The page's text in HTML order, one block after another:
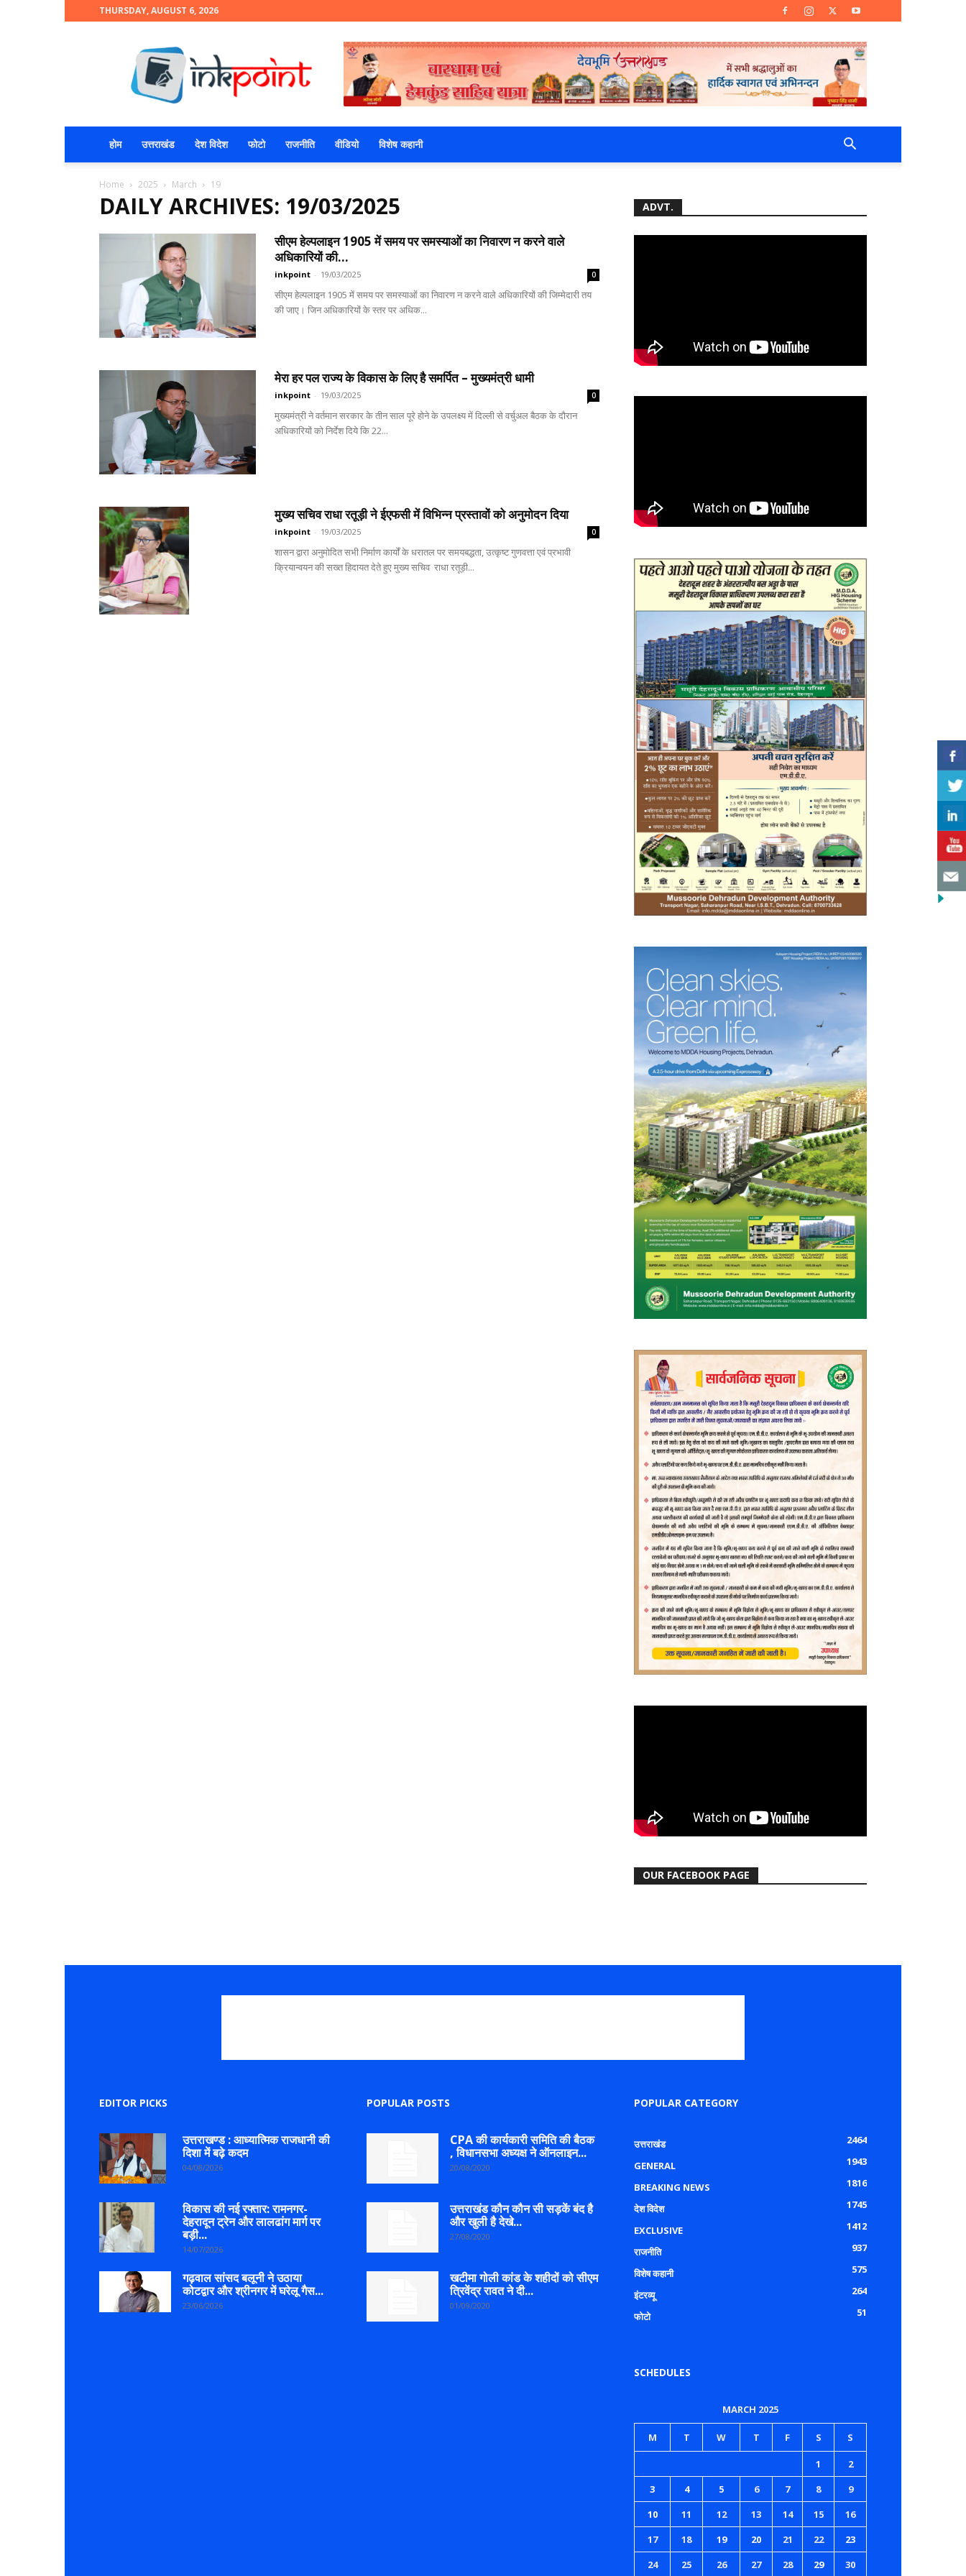
THURSDAY, AUGUST 6, 2026
होम उत्तराखंड देश विदेश फोटो राजनीति वीडियो विशेष कहानी
Home 2025 March 19
DAILY ARCHIVES: 19/03/2025
सीएम हेल्पलाइन 1905 में समय पर समस्याओं का निवारण न करने वाले
अधिकारियों की...
inkpoint - 19/03/2025 0
सीएम हेल्पलाइन 1905 में समय पर समस्याओं का निवारण न करने वाले अधिकारियों की जिम्मेदारी तय
की जाए। जिन अधिकारियों के स्तर पर अधिक...
मेरा हर पल राज्य के विकास के लिए है समर्पित – मुख्यमंत्री धामी
inkpoint - 19/03/2025 0
मुख्यमंत्री ने वर्तमान सरकार के तीन साल पूरे होने के उपलक्ष्य में दिल्ली से वर्चुअल बैठक के दौरान
अधिकारियों को निर्देश दिये कि 22...
मुख्य सचिव राधा रतूड़ी ने ईएफसी में विभिन्न प्रस्तावों को अनुमोदन दिया
inkpoint - 19/03/2025 0
शासन द्वारा अनुमोदित सभी निर्माण कार्यों के धरातल पर समयबद्धता, उत्कृष्ट गुणवत्ता एवं प्रभावी
क्रियान्वयन की सख्त हिदायत देते हुए मुख्य सचिव राधा रतूड़ी...
ADVT.
OUR FACEBOOK PAGE
EDITOR PICKS
उत्तराखण्ड : आध्यात्मिक राजधानी की
दिशा में बढ़े कदम
04/08/2026
विकास की नई रफ्तार: रामनगर-
देहरादून ट्रेन और लालढांग मार्ग पर
बड़ी...
14/07/2026
गढ़वाल सांसद बलूनी ने उठाया
कोटद्वार और श्रीनगर में घरेलू गैस...
23/06/2026
POPULAR POSTS
CPA की कार्यकारी समिति की बैठक
, विधानसभा अध्यक्ष ने ऑनलाइन...
20/08/2020
उत्तराखंड कौन कौन सी सड़कें बंद है
और खुली है देखे...
27/08/2020
खटीमा गोली कांड के शहीदों को सीएम
त्रिवेंद्र रावत ने दी...
01/09/2020
POPULAR CATEGORY
उत्तराखंड
2464
GENERAL
1943
BREAKING NEWS
1816
देश विदेश
1745
EXCLUSIVE
1412
राजनीति
937
विशेष कहानी
575
इंटरव्यू
264
फोटो
51
SCHEDULES
MARCH 2025
M T W T F S S
1
2
3
4 5 6 7 8
9
10
11 12 13 14 15
16
17
18 19 20 21 22
23
24
25 26 27 28 29 30